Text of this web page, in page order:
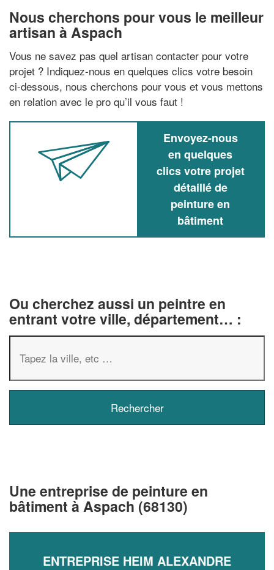
Nous cherchons pour vous le meilleur
artisan à Aspach
Vous ne savez pas quel artisan contacter pour votre
projet ? Indiquez-nous en quelques clics votre besoin
ci-dessous, nous cherchons pour vous et vous mettons
en relation avec le pro qu’il vous faut !
Envoyez-nous
en quelques
clics votre projet
détaillé de
peinture en
bâtiment
Ou cherchez aussi un peintre en
entrant votre ville, département… :
Une entreprise de peinture en
bâtiment à Aspach (68130)
ENTREPRISE HEIM ALEXANDRE
✕
Augmentez votre
vosmargestout en
nouveaux clients